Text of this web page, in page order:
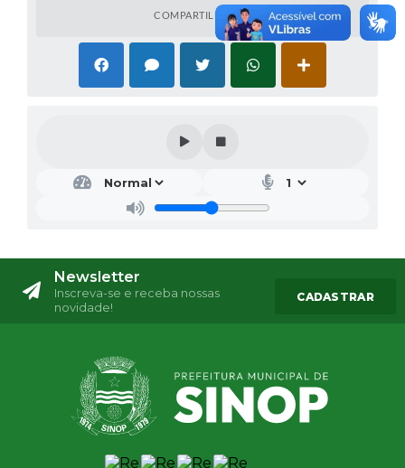
COMPARTILHAR
Newsletter
Inscreva-se e receba nossas
novidade!
CADASTRAR